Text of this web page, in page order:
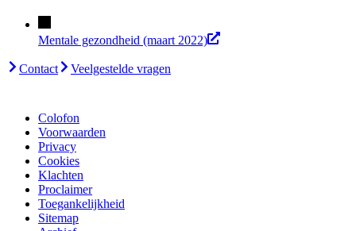
Mentale gezondheid (maart 2022)
Contact Veelgestelde vragen
Colofon
Voorwaarden
Privacy
Cookies
Klachten
Proclaimer
Toegankelijkheid
Sitemap